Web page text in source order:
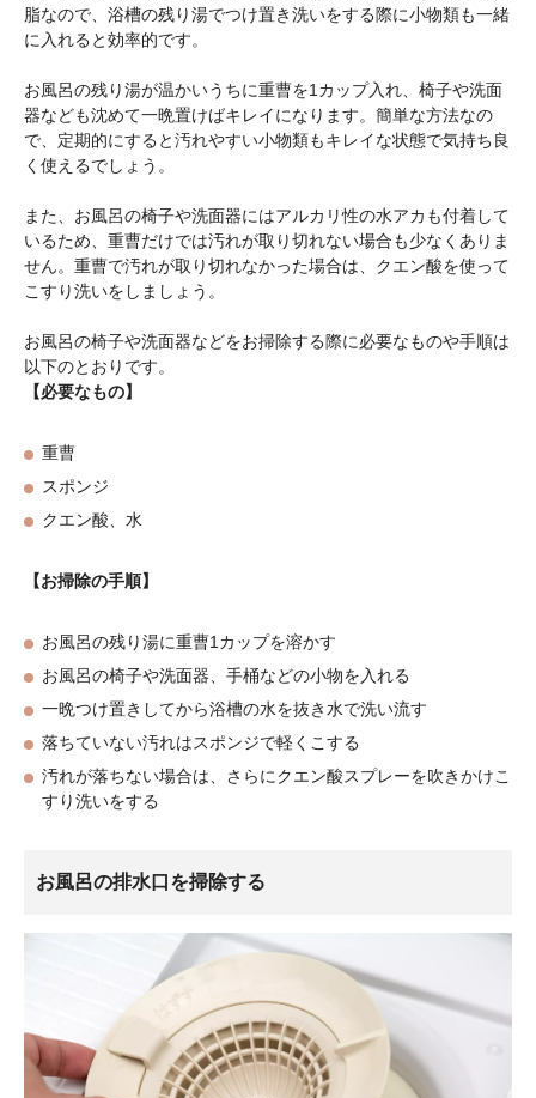
脂なので、浴槽の残り湯でつけ置き洗いをする際に小物類も一緒
に入れると効率的です。
お風呂の残り湯が温かいうちに重曹を1カップ入れ、椅子や洗面
器なども沈めて一晩置けばキレイになります。簡単な方法なの
で、定期的にすると汚れやすい小物類もキレイな状態で気持ち良
く使えるでしょう。
また、お風呂の椅子や洗面器にはアルカリ性の水アカも付着して
いるため、重曹だけでは汚れが取り切れない場合も少なくありま
せん。重曹で汚れが取り切れなかった場合は、クエン酸を使って
こすり洗いをしましょう。
お風呂の椅子や洗面器などをお掃除する際に必要なものや手順は
以下のとおりです。
【必要なもの】
重曹
スポンジ
クエン酸、水
【お掃除の手順】
お風呂の残り湯に重曹1カップを溶かす
お風呂の椅子や洗面器、手桶などの小物を入れる
一晩つけ置きしてから浴槽の水を抜き水で洗い流す
落ちていない汚れはスポンジで軽くこする
汚れが落ちない場合は、さらにクエン酸スプレーを吹きかけこ
すり洗いをする
お風呂の排水口を掃除する